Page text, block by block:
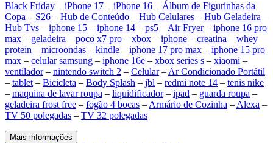
Black Friday – iPhone 17 – iPhone 16 – Álbum de Figurinhas da
Copa – S26 – Hub de Conteúdo – Hub Celulares – Hub Geladeira –
Hub Tvs – iphone 15 – iphone 14 – ps5 – Air Fryer– iphone 16 pro
max – geladeira – poco x7 pro – xbox – iphone – creatina – whey
protein – microondas – kindle – iphone 17 pro max – iphone 15 pro
max – celular samsung – iphone 16e – xbox series s – xiaomi –
ventilador– nintendo switch 2 – Celular– Ar Condicionado Portátil
– tablet – Bicicleta – Body Splash – jbl – redmi note 14 – tenis nike
– maquina de lavar roupa – liquidificador– ipad – guarda roupa –
geladeira frost free – fogão 4 bocas – Armário de Cozinha – Alexa –
TV 50 polegadas – TV 32 polegadas
Mais informações